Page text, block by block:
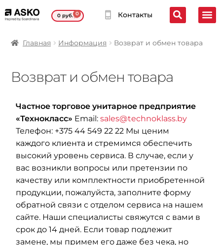
0руб. 0 Контакты
Главная Информация Возврат и обмен товара
Возврат и обмен товара
Частное торговое унитарное предприятие
«Технокласс» Email:sales@technoklass.by
Телефон: +375 44 549 22 22 Мы ценим
каждого клиента и стремимся обеспечить
высокий уровень сервиса. В случае, если у
вас возникли вопросы или претензии по
качеству или комплектности приобретенной
продукции, пожалуйста, заполните форму
обратной связи с отделом сервиса на нашем
сайте. Наши специалисты свяжутся с вами в
срок до 14 дней. Если товар подлежит
замене, мы примем его даже без чека, но